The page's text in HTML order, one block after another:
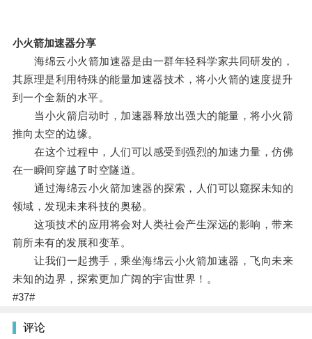
小火箭加速器分享
海绵云小火箭加速器是由一群年轻科学家共同研发的，
其原理是利用特殊的能量加速器技术，将小火箭的速度提升
到一个全新的水平。
当小火箭启动时，加速器释放出强大的能量，将小火箭
推向太空的边缘。
在这个过程中，人们可以感受到强烈的加速力量，仿佛
在一瞬间穿越了时空隧道。
通过海绵云小火箭加速器的探索，人们可以窥探未知的
领域，发现未来科技的奥秘。
这项技术的应用将会对人类社会产生深远的影响，带来
前所未有的发展和变革。
让我们一起携手，乘坐海绵云小火箭加速器，飞向未来
未知的边界，探索更加广阔的宇宙世界！。
#37#
评论